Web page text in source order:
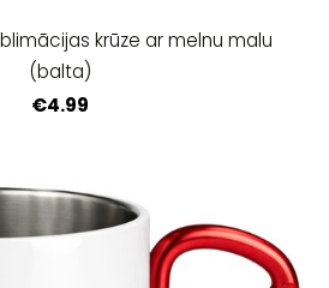
krūze ar melnu malu
(balta)
€4.99